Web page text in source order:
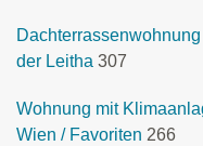
der Leitha 307
Wohnung mit
Wien / Favoriten 266